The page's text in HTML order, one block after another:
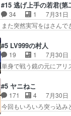
し良い話化け猫は油が
のみで15分。金持ちの
で祓えることは何とな…
人物が増えてわいわい
ティアで２０冊刷りは
のママ向けの漫画で
「想い」をこめよう｣
てコミティアっていい
のしおりを徹夜で作る
んな漫画描かれたら泣
#15 逃げ上手の若君(第
34 1
7月31日
また突然実写をはさ
歳まで童貞だと魔法使
の諏訪の三大将もまた
全にブレーンだよね毎
を我慢して強くなれる
ていただきました！最
宣言、合田一人に通じ
見るおっさんキャラの
#5 LV999の村人
19 1
7月30日
単身で戦う鏡の元にア
なががんばってくれた
界が999である村人と
ルシーンなのに会話し
より強かったか笑統率
#5 ヤニねこ
171 4
7月30日
今回もいろいろ突っ込